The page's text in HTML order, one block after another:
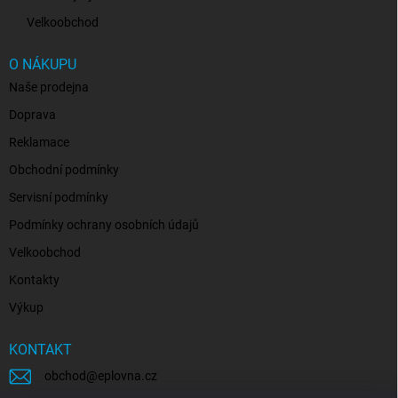
Velkoobchod
O NÁKUPU
Naše prodejna
Doprava
Reklamace
Obchodní podmínky
Servisní podmínky
Podmínky ochrany osobních údajů
Velkoobchod
Kontakty
Výkup
KONTAKT
obchod @eplovna.cz